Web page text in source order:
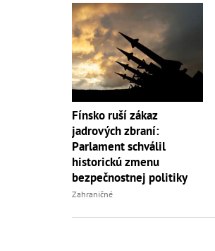
Fínsko ruší zákaz
jadrových zbraní:
Parlament schválil
historickú zmenu
bezpečnostnej politiky
Zahraničné